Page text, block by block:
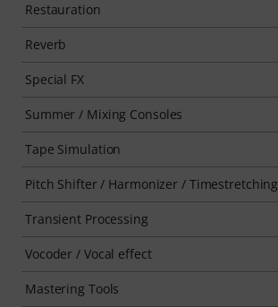
Restauration
Reverb
Special FX
Summer / Mixing Consoles
Tape Simulation
Pitch Shifter / Harmonizer / Timestretching
Transient Processing
Vocoder / Vocal effect
Mastering Tools